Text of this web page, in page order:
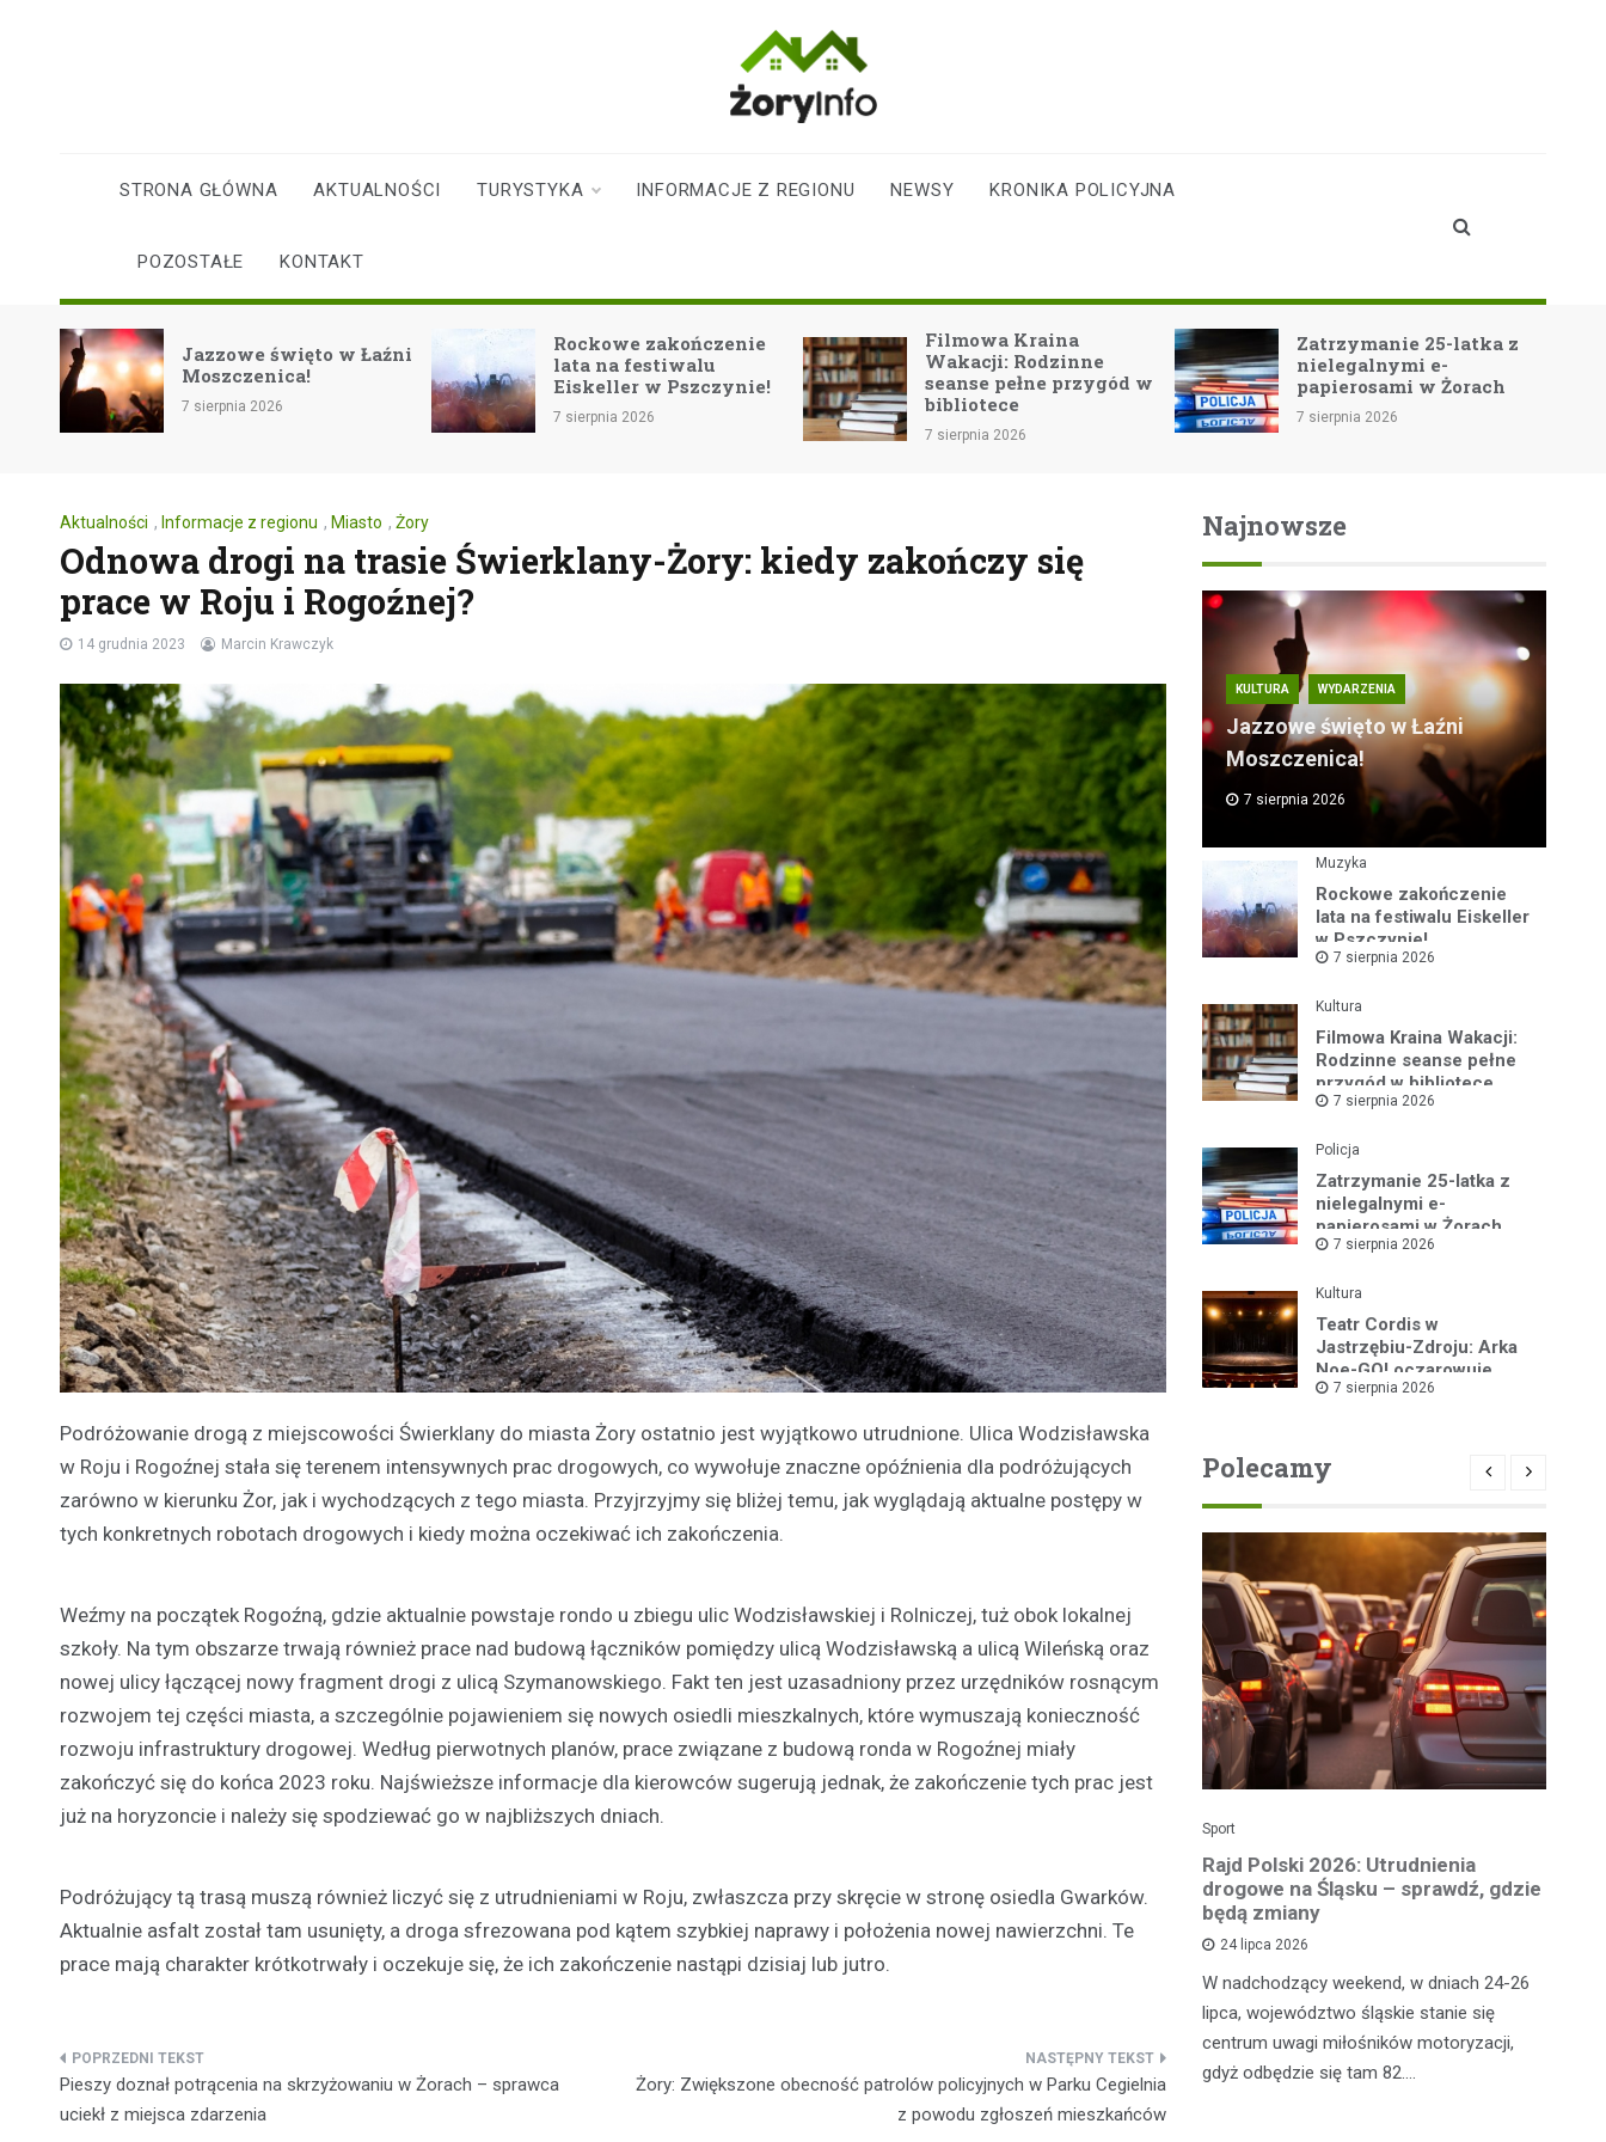
mieszkańców
Żor
STRONA GŁÓWNA AKTUALNOŚCI TURYSTYKA INFORMACJE Z REGIONU NEWSY KRONIKA POLICYJNA
POZOSTAŁE KONTAKT
Jazzowe święto w Łaźni
Moszczenica!
7 sierpnia 2026
Rockowe zakończenie
lata na festiwalu
Eiskeller w Pszczynie!
7 sierpnia 2026
Filmowa Kraina
Wakacji: Rodzinne
seanse pełne przygód w
bibliotece
7 sierpnia 2026
Zatrzymanie 25-latka z
nielegalnymi e-
papierosami w Żorach
7 sierpnia 2026
Aktualności , Informacje z regionu , Miasto , Żory
Odnowa drogi na trasie Świerklany-Żory: kiedy zakończy się
prace w Roju i Rogoźnej?
14 grudnia 2023 Marcin Krawczyk
Podróżowanie drogą z miejscowości Świerklany do miasta Żory ostatnio jest wyjątkowo utrudnione. Ulica Wodzisławska
w Roju i Rogoźnej stała się terenem intensywnych prac drogowych, co wywołuje znaczne opóźnienia dla podróżujących
zarówno w kierunku Żor, jak i wychodzących z tego miasta. Przyjrzyjmy się bliżej temu, jak wyglądają aktualne postępy w
tych konkretnych robotach drogowych i kiedy można oczekiwać ich zakończenia.
Weźmy na początek Rogoźną, gdzie aktualnie powstaje rondo u zbiegu ulic Wodzisławskiej i Rolniczej, tuż obok lokalnej
szkoły. Na tym obszarze trwają również prace nad budową łączników pomiędzy ulicą Wodzisławską a ulicą Wileńską oraz
nowej ulicy łączącej nowy fragment drogi z ulicą Szymanowskiego. Fakt ten jest uzasadniony przez urzędników rosnącym
rozwojem tej części miasta, a szczególnie pojawieniem się nowych osiedli mieszkalnych, które wymuszają konieczność
rozwoju infrastruktury drogowej. Według pierwotnych planów, prace związane z budową ronda w Rogoźnej miały
zakończyć się do końca 2023 roku. Najświeższe informacje dla kierowców sugerują jednak, że zakończenie tych prac jest
już na horyzoncie i należy się spodziewać go w najbliższych dniach.
Podróżujący tą trasą muszą również liczyć się z utrudnieniami w Roju, zwłaszcza przy skręcie w stronę osiedla Gwarków.
Aktualnie asfalt został tam usunięty, a droga sfrezowana pod kątem szybkiej naprawy i położenia nowej nawierzchni. Te
prace mają charakter krótkotrwały i oczekuje się, że ich zakończenie nastąpi dzisiaj lub jutro.
Nawigacja
wpisu
Pieszy doznał potrącenia na skrzyżowaniu w Żorach – sprawca
uciekł z miejsca zdarzenia
Żory: Zwiększone obecność patrolów policyjnych w Parku Cegielnia
z powodu zgłoszeń mieszkańców
Najnowsze
KULTURA WYDARZENIA
Jazzowe święto w Łaźni
Moszczenica!
7 sierpnia 2026
Muzyka
Rockowe zakończenie
lata na festiwalu Eiskeller
w Pszczynie!
7 sierpnia 2026
Kultura
Filmowa Kraina Wakacji:
Rodzinne seanse pełne
przygód w bibliotece
7 sierpnia 2026
Policja
Zatrzymanie 25-latka z
nielegalnymi e-
papierosami w Żorach
7 sierpnia 2026
Kultura
Teatr Cordis w
Jastrzębiu-Zdroju: Arka
Noe-GO! oczarowuje
widownię!
7 sierpnia 2026
Polecamy
emocjonujące zakończenie sezonu
z nagrodami i atrakcjami
30 czerwca 2026
sezon sportowy w UKS Orzeł Moszczenica.
Sport
Rajd Polski 2026: Utrudnienia
drogowe na Śląsku – sprawdź, gdzie
będą zmiany
24 lipca 2026
W nadchodzący weekend, w dniach 24-26
lipca, województwo śląskie stanie się
centrum uwagi miłośników motoryzacji,
gdyż odbędzie się tam 82.…